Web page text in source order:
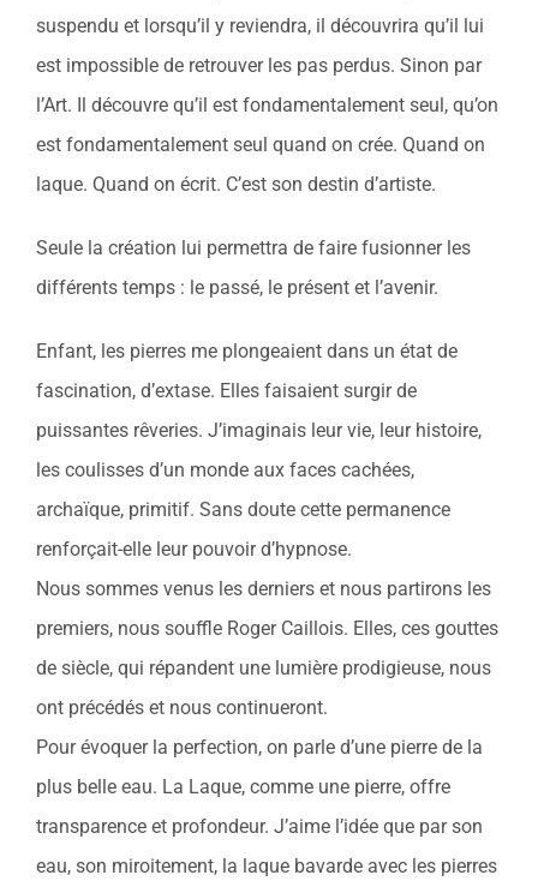
suspendu et lorsqu’il y reviendra, il découvrira qu’il lui
est impossible de retrouver les pas perdus. Sinon par
l’Art. Il découvre qu’il est fondamentalement seul, qu’on
est fondamentalement seul quand on crée. Quand on
laque. Quand on écrit. C’est son destin d’artiste.
Seule la création lui permettra de faire fusionner les
différents temps : le passé, le présent et l’avenir.
Enfant, les pierres me plongeaient dans un état de
fascination, d’extase. Elles faisaient surgir de
puissantes rêveries. J’imaginais leur vie, leur histoire,
les coulisses d’un monde aux faces cachées,
archaïque, primitif. Sans doute cette permanence
renforçait-elle leur pouvoir d’hypnose.
Nous sommes venus les derniers et nous partirons les
premiers, nous souffle Roger Caillois. Elles, ces gouttes
de siècle, qui répandent une lumière prodigieuse, nous
ont précédés et nous continueront.
Pour évoquer la perfection, on parle d’une pierre de la
plus belle eau. La Laque, comme une pierre, offre
transparence et profondeur. J’aime l’idée que par son
eau, son miroitement, la laque bavarde avec les pierres